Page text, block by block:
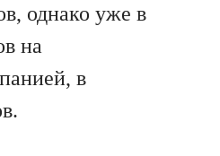
однако уже в
на
в